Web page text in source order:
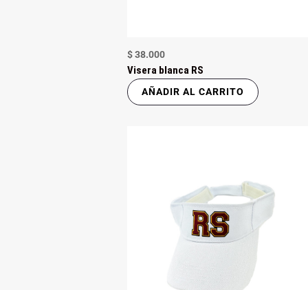
$38.000
Visera blanca RS
AÑADIR AL CARRITO